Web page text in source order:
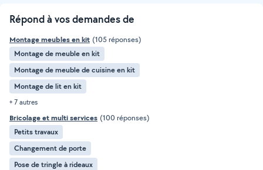
Répond à vos demandes de
Montage meubles en kit (105 réponses)
Montage de meuble en kit
Montage de meuble de cuisine en kit
Montage de lit en kit
+ 7 autres
Bricolage et multi services (100 réponses)
Petits travaux
Changement de porte
Pose de tringle à rideaux